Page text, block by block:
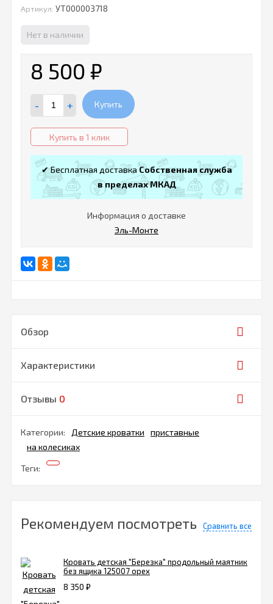
Артикул: УТ000003718
Нет в наличии
8 500 ₽
- + Купить
Купить в 1 клик
✔ Бесплатная доставкаСобственная служба
в пределах МКАД
Информация о доставке
Эль-Монте
Обзор
Характеристики
Отзывы 0
Категории: Детские кроватки
приставные
на колесиках
Теги:
Рекомендуем посмотреть Сравнить все
Кровать детская "Березка" продольный маятник
без ящика 125007 орех
8 350 ₽